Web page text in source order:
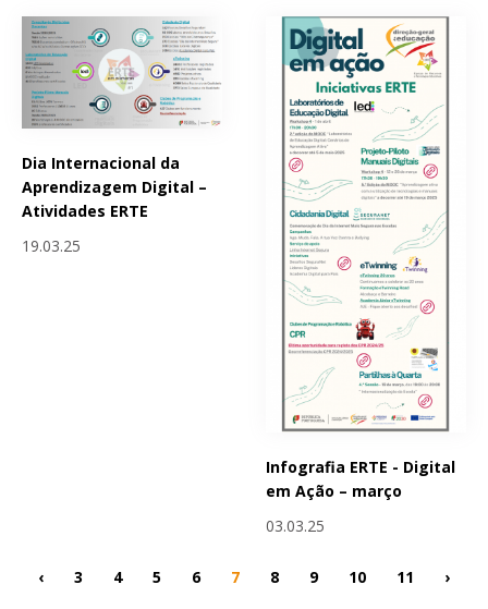
Dia Internacional da
Aprendizagem Digital –
Atividades ERTE
19.03.25
Infografia ERTE - Digital
em Ação – março
03.03.25
‹ 3 4 5 6 7 8 9 10 11 ›